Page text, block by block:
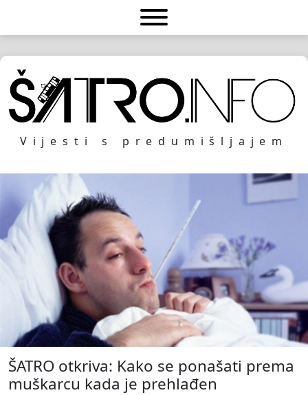
Vijesti s predumišljajem
ŠATRO otkriva: Kako se ponašati prema
muškarcu kada je prehlađen